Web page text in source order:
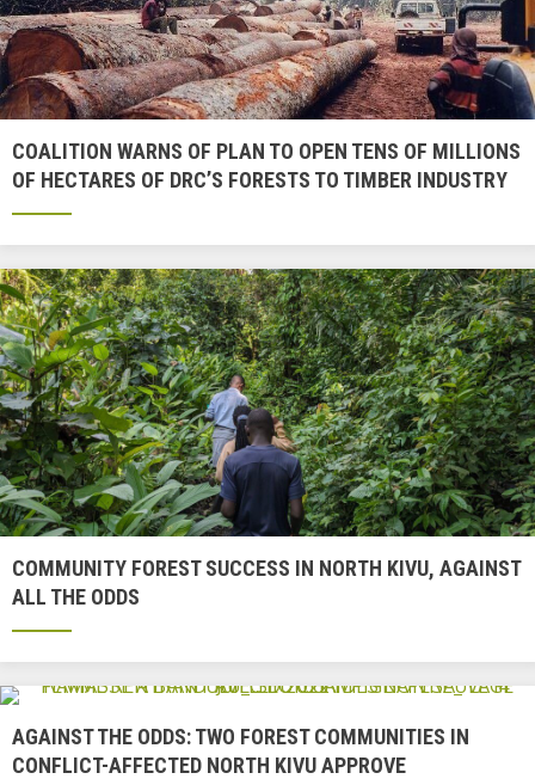
COALITION WARNS OF PLAN TO OPEN TENS OF MILLIONS
OF HECTARES OF DRC’S FORESTS TO TIMBER INDUSTRY
COMMUNITY FOREST SUCCESS IN NORTH KIVU, AGAINST
ALL THE ODDS
AGAINST THE ODDS: TWO FOREST COMMUNITIES IN
CONFLICT-AFFECTED NORTH KIVU APPROVE